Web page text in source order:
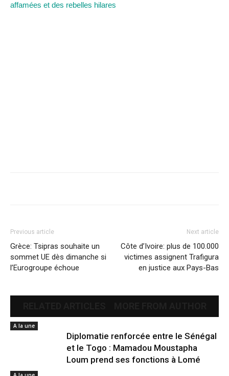
affamées et des rebelles hilares
Previous article
Grèce: Tsipras souhaite un
sommet UE dès dimanche si
l’Eurogroupe échoue
Next article
Côte d’Ivoire: plus de 100.000
victimes assignent Trafigura
en justice aux Pays-Bas
A la une
Diplomatie renforcée entre le Sénégal
et le Togo : Mamadou Moustapha
Loum prend ses fonctions à Lomé